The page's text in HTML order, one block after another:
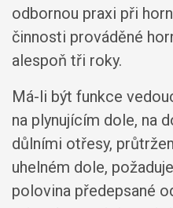
odbornou praxi při
činnosti prováděné
alespoň tři roky.
Má-li být funkce
na plynujícím dole, na
důlními otřesy,
uhelném dole,
polovina předepsané